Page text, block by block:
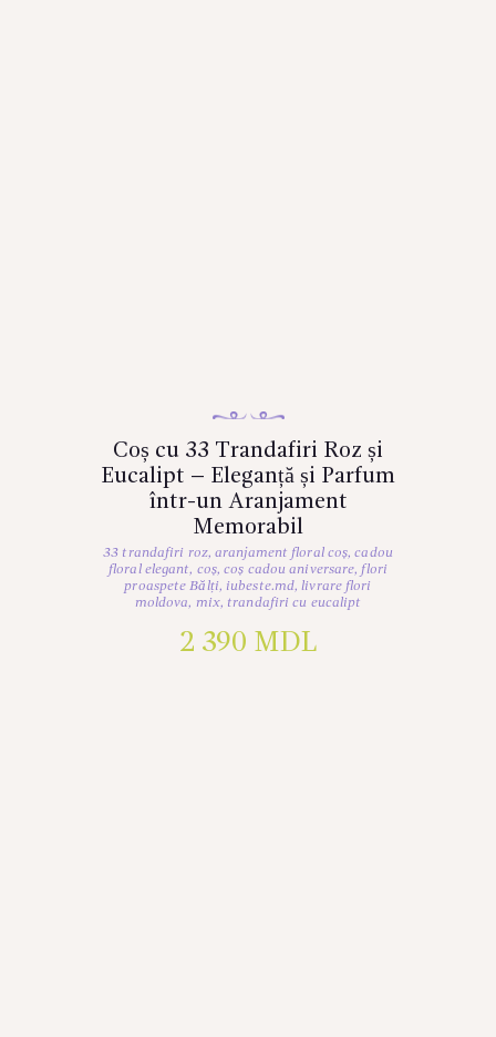
Coș cu 33 Trandafiri Roz și
Eucalipt – Eleganță și Parfum
într-un Aranjament
Memorabil
33 trandafiri roz,aranjament floral coș,cadou
floral elegant, coș,coș cadou aniversare, flori
proaspete Bălți, iubeste.md,livrare flori
moldova, mix, trandafiri cu eucalipt
2 390 MDL